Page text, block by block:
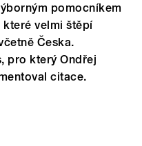
pomocníkem
které velmi štěpí
Česka.
pro který Ondřej
citace.